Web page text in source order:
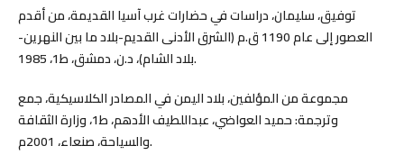
توفيق، سليمان، دراسات في حضارات غرب آسيا القديمة، من أقدم
العصور إلى عام 1190 ق.م (الشرق الأدنى القديم-بلاد ما بين النهرين-
بلاد الشام)، د.ن، دمشق، ط1، 1985.
مجموعة من المؤلفين، بلاد اليمن في المصادر الكلاسيكية، جمع
وترجمة: حميد العواضي، عبداللطيف الأدهم، ط1، وزارة الثقافة
والسياحة، صنعاء، 2001م.